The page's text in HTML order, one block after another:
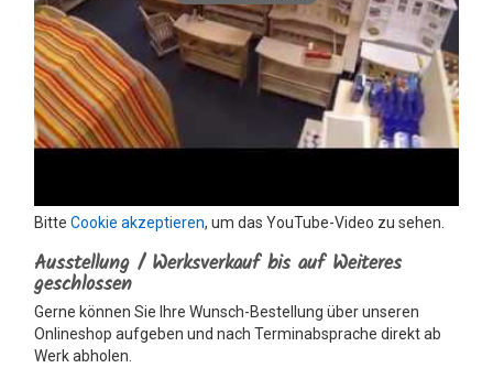
Bitte Cookie akzeptieren, um das YouTube-Video zu sehen.
Ausstellung / Werksverkauf bis auf Weiteres
geschlossen
Gerne können Sie Ihre Wunsch-Bestellung über unseren
Onlineshop aufgeben und nach Terminabsprache direkt ab
Werk abholen.